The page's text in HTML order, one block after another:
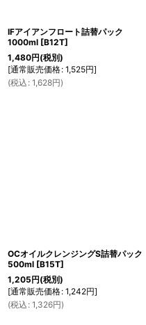
IFアイアンフロート詰替パック
1000ml [B12T]
1,480円(税別)
[通常販売価格: 1,525円]
(税込 : 1,628円)
OCオイルクレンジングS詰替パック
500ml [B15T]
1,205円(税別)
[通常販売価格: 1,242円]
(税込 : 1,326円)